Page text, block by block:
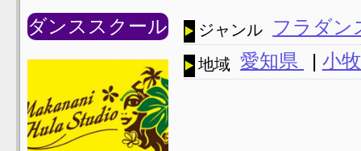
ダンススクール ジャンル フラダン
地域 愛知県 | 小